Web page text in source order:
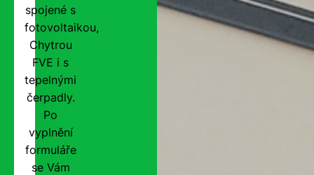
spojené s
fotovoltaikou,
Chytrou
FVE i s
tepelnými
čerpadly.
Po
vyplnění
formuláře
se Vám